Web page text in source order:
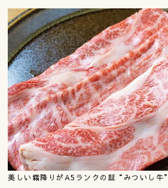
美しい霜降りがA5ランクの証“みついし牛”